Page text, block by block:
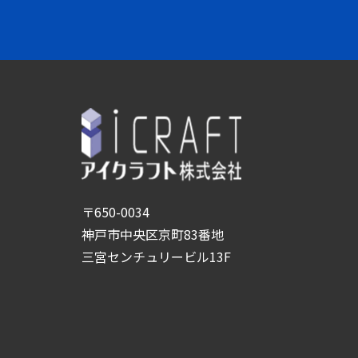
〒650-0034
神戸市中央区京町83番地
三宮センチュリービル13F